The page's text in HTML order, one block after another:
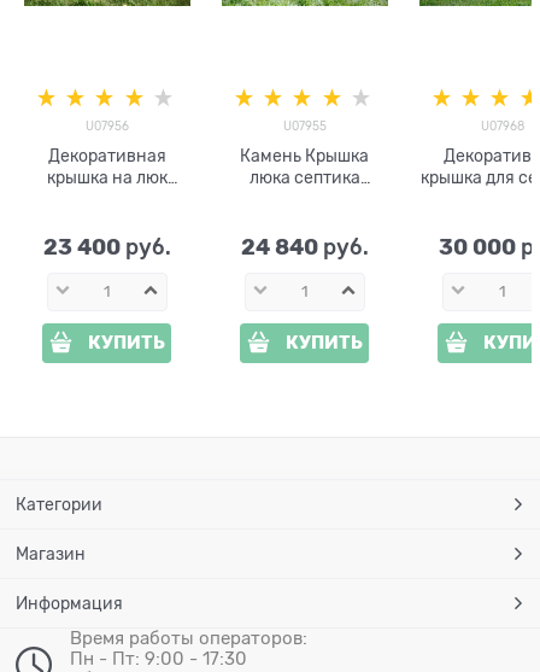
U07956
Декоративная
крышка на люк
23 400 руб.
КУПИТЬ
U07955
Камень Крышка
люка септика
24 840 руб.
КУПИТЬ
U07968
крышка для
ширина
30 000
Категории
Магазин
Информация
Время работы операторов:
Пн - Пт: 9:00 - 17:30